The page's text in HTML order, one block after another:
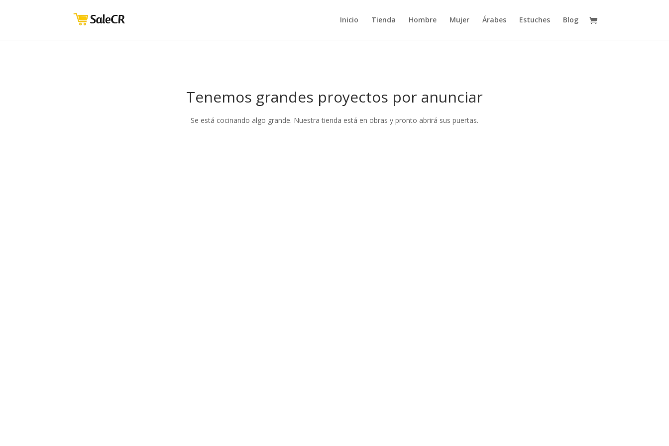
Inicio Tienda Hombre Mujer Árabes Estuches Blog
Tenemos grandes proyectos por anunciar
Se está cocinando algo grande. Nuestra tienda está en obras y pronto abrirá sus puertas.